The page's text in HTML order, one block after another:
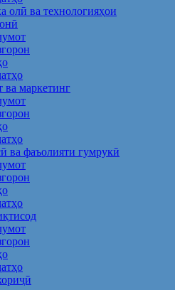
олӣ ва технологияҳои
маркетинг
ва фаъолияти гумрукӣ